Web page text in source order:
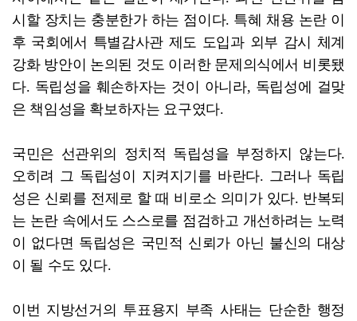
시할 장치는 충분한가 하는 점이다. 특혜 채용 논란 이
후 국회에서 특별감사관 제도 도입과 외부 감시 체계
강화 방안이 논의된 것도 이러한 문제의식에서 비롯됐
다. 독립성을 훼손하자는 것이 아니라, 독립성에 걸맞
은 책임성을 확보하자는 요구였다.
국민은 선관위의 정치적 독립성을 부정하지 않는다.
오히려 그 독립성이 지켜지기를 바란다. 그러나 독립
성은 신뢰를 전제로 할 때 비로소 의미가 있다. 반복되
는 논란 속에서도 스스로를 점검하고 개선하려는 노력
이 없다면 독립성은 국민적 신뢰가 아닌 불신의 대상
이 될 수도 있다.
이번 지방선거의 투표용지 부족 사태는 단순한 행정